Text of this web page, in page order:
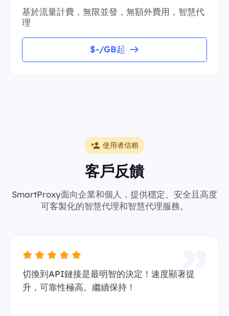
基於流量計費，無限並發，無額外費用，智慧代
理
$-/GB起
使用者信賴
客戶反饋
SmartProxy面向企業和個人，提供穩定、安全且高度
可客製化的智慧代理和智慧代理服務。
切換到API鏈接是最明智的決定！速度顯著提
升，可靠性極高。繼續保持！